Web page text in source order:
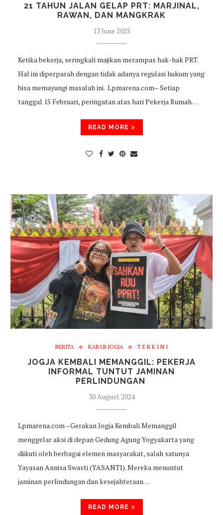
21 TAHUN JALAN GELAP PRT: MARJINAL,
RAWAN, DAN MANGKRAK
13 June 2025
Ketika bekerja, seringkali majikan merampas hak-hak PRT.
Hal ini diperparah dengan tidak adanya regulasi hukum yang
bisa memayungi masalah ini. Lpmarena.com– Setiap
tanggal 15 Februari, peringatan atas hari Pekerja Rumah…
READ MORE
BERITA KABAR JOGJA T E R K I N I
JOGJA KEMBALI MEMANGGIL: PEKERJA
INFORMAL TUNTUT JAMINAN
PERLINDUNGAN
30 August 2024
Lpmarena.com –Gerakan Jogja Kembali Memanggil
menggelar aksi di depan Gedung Agung Yogyakarta yang
diikuti oleh berbagai elemen masyarakat, salah satunya
Yayasan Annisa Swasti (YASANTI). Mereka menuntut
jaminan perlindungan dan kesejahteraan…
READ MORE